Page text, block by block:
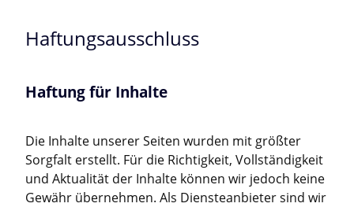
Haftungsausschluss
Haftung für Inhalte
Die Inhalte unserer Seiten wurden mit größter
Sorgfalt erstellt. Für die Richtigkeit, Vollständigkeit
und Aktualität der Inhalte können wir jedoch keine
Gewähr übernehmen. Als Diensteanbieter sind wir